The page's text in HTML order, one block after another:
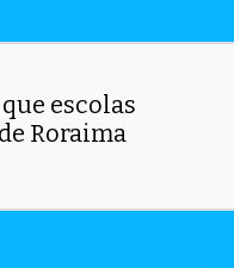
escolas
Roraima